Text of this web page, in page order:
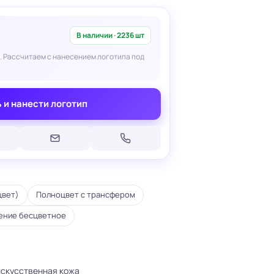
Печать на кепках
Печать на футболках
Брендирование униформы
Печать на термосах
В наличии · 2236 шт
Рассчитаем с нанесением логотипа под
нанести логотип
Полноцвет с трансфером
бесцветное
кожа